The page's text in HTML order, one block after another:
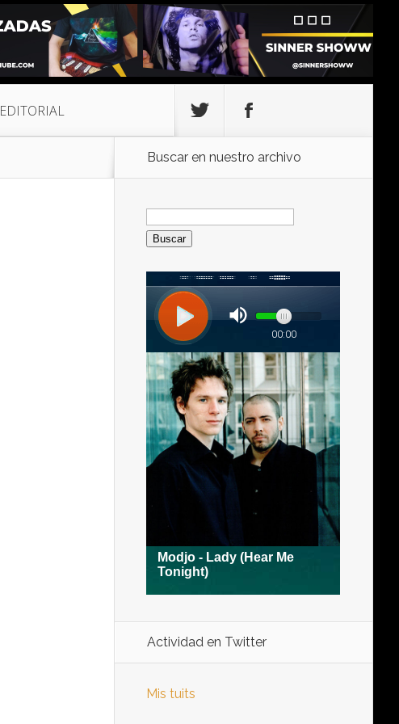
EDITORIAL
Buscar en nuestro archivo
Buscar:
Actividad en Twitter
Mis tuits